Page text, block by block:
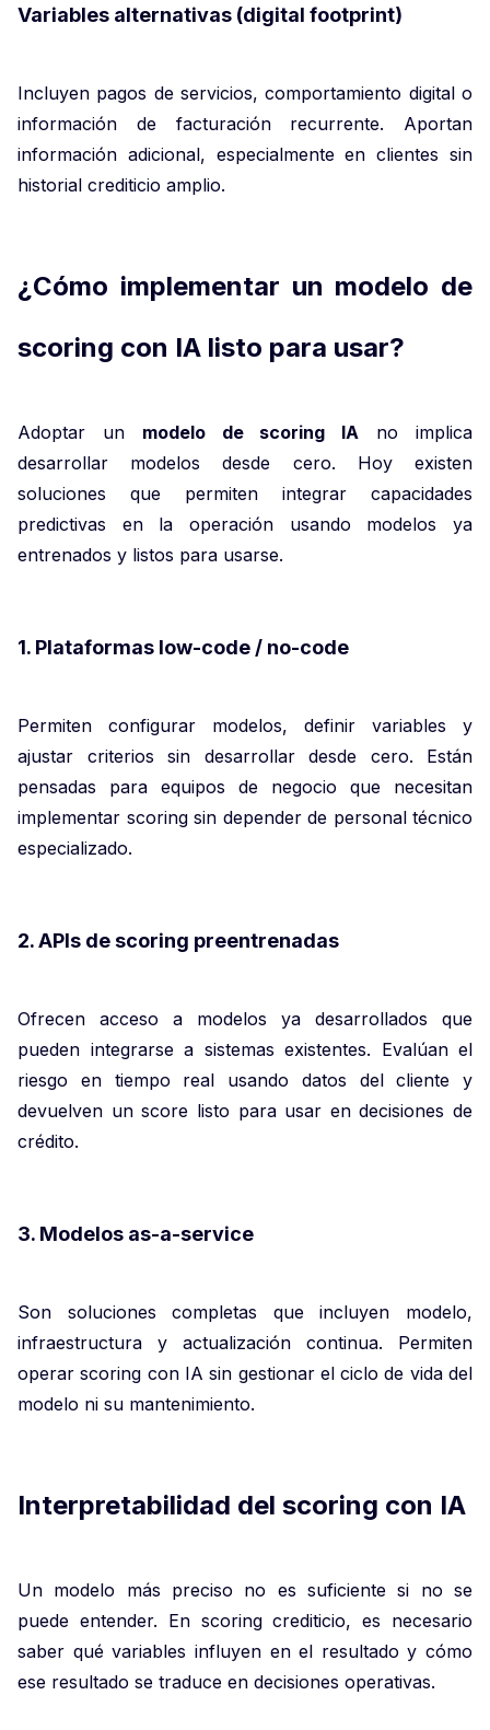
Variables alternativas (digital footprint)
Incluyen pagos de servicios, comportamiento digital o
información de facturación recurrente. Aportan
información adicional, especialmente en clientes sin
historial crediticio amplio.
¿Cómo implementar un modelo de
scoring con IA listo para usar?
Adoptar un modelo de scoring IA no implica
desarrollar modelos desde cero. Hoy existen
soluciones que permiten integrar capacidades
predictivas en la operación usando modelos ya
entrenados y listos para usarse.
1. Plataformas low-code / no-code
Permiten configurar modelos, definir variables y
ajustar criterios sin desarrollar desde cero. Están
pensadas para equipos de negocio que necesitan
implementar scoring sin depender de personal técnico
especializado.
2. APIs de scoring preentrenadas
Ofrecen acceso a modelos ya desarrollados que
pueden integrarse a sistemas existentes. Evalúan el
riesgo en tiempo real usando datos del cliente y
devuelven un score listo para usar en decisiones de
crédito.
3. Modelos as-a-service
Son soluciones completas que incluyen modelo,
infraestructura y actualización continua. Permiten
operar scoring con IA sin gestionar el ciclo de vida del
modelo ni su mantenimiento.
Interpretabilidad del scoring con IA
Un modelo más preciso no es suficiente si no se
puede entender. En scoring crediticio, es necesario
saber qué variables influyen en el resultado y cómo
ese resultado se traduce en decisiones operativas.